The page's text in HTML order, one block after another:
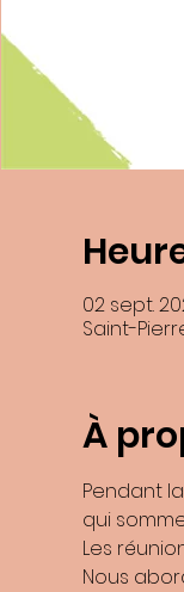
Pour exercer ces
Si vous estimez,
02 sept.
Saint-
À
Pendant
qui
Les
Nous